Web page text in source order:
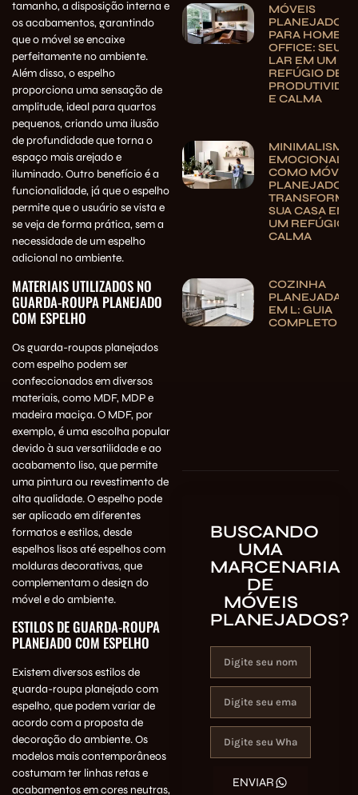
tamanho, a disposição interna e
os acabamentos, garantindo
que o móvel se encaixe
perfeitamente no ambiente.
Além disso, o espelho
proporciona uma sensação de
amplitude, ideal para quartos
pequenos, criando uma ilusão
de profundidade que torna o
espaço mais arejado e
iluminado. Outro benefício é a
funcionalidade, já que o espelho
permite que o usuário se vista e
se veja de forma prática, sem a
necessidade de um espelho
adicional no ambiente.
MATERIAIS UTILIZADOS NO
GUARDA-ROUPA PLANEJADO
COM ESPELHO
Os guarda-roupas planejados
com espelho podem ser
confeccionados em diversos
materiais, como MDF, MDP e
madeira maciça. O MDF, por
exemplo, é uma escolha popular
devido à sua versatilidade e ao
acabamento liso, que permite
uma pintura ou revestimento de
alta qualidade. O espelho pode
ser aplicado em diferentes
formatos e estilos, desde
espelhos lisos até espelhos com
molduras decorativas, que
complementam o design do
móvel e do ambiente.
ESTILOS DE GUARDA-ROUPA
PLANEJADO COM ESPELHO
Existem diversos estilos de
guarda-roupa planejado com
espelho, que podem variar de
acordo com a proposta de
decoração do ambiente. Os
modelos mais contemporâneos
costumam ter linhas retas e
acabamentos em cores neutras,
MÓVEIS
PLANEJADOS
PARA HOME
OFFICE: SEU
LAR EM UM
REFÚGIO DE
E CALMA
MINIMALISMO
EMOCIONAL:
COMO MÓVEIS
PLANEJADOS
SUA CASA EM
UM REFÚGIO
CALMA
COZINHA
PLANEJADA
EM L: GUIA
COMPLETO
BUSCANDO
UMA
MARCENARIA
DE
MÓVEIS
PLANEJADOS?
ENVIAR